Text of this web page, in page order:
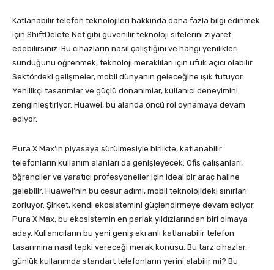
Katlanabilir telefon teknolojileri hakkında daha fazla bilgi edinmek
için ShiftDelete.Net gibi güvenilir teknoloji sitelerini ziyaret
edebilirsiniz. Bu cihazların nasıl çalıştığını ve hangi yenilikleri
sunduğunu öğrenmek, teknoloji meraklıları için ufuk açıcı olabilir.
Sektördeki gelişmeler, mobil dünyanın geleceğine ışık tutuyor.
Yenilikçi tasarımlar ve güçlü donanımlar, kullanıcı deneyimini
zenginleştiriyor. Huawei, bu alanda öncü rol oynamaya devam
ediyor.
Pura X Max’ın piyasaya sürülmesiyle birlikte, katlanabilir
telefonların kullanım alanları da genişleyecek. Ofis çalışanları,
öğrenciler ve yaratıcı profesyoneller için ideal bir araç haline
gelebilir. Huawei’nin bu cesur adımı, mobil teknolojideki sınırları
zorluyor. Şirket, kendi ekosistemini güçlendirmeye devam ediyor.
Pura X Max, bu ekosistemin en parlak yıldızlarından biri olmaya
aday. Kullanıcıların bu yeni geniş ekranlı katlanabilir telefon
tasarımına nasıl tepki vereceği merak konusu. Bu tarz cihazlar,
günlük kullanımda standart telefonların yerini alabilir mi? Bu